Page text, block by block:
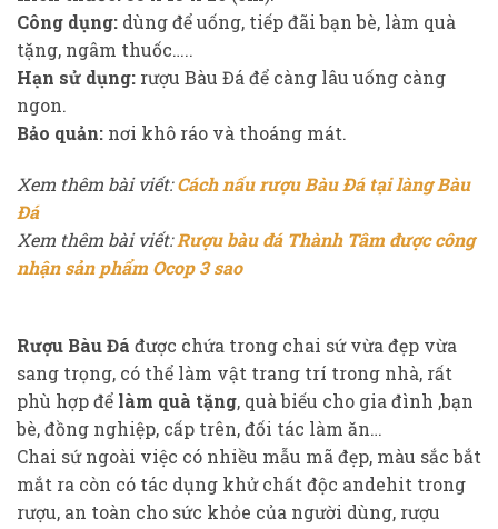
Công dụng: dùng để uống, tiếp đãi bạn bè, làm quà
tặng, ngâm thuốc…..
Hạn sử dụng: rượu Bàu Đá để càng lâu uống càng
ngon.
Bảo quản: nơi khô ráo và thoáng mát.
Xem thêm bài viết:Cách nấu rượu Bàu Đá tại làng Bàu
Đá
Xem thêm bài viết:Rượu bàu đá Thành Tâm được công
nhận sản phẩm Ocop 3 sao
Rượu Bàu Đá được chứa trong chai sứ vừa đẹp vừa
sang trọng, có thể làm vật trang trí trong nhà, rất
phù hợp để làm quà tặng, quà biếu cho gia đình ,bạn
bè, đồng nghiệp, cấp trên, đối tác làm ăn…
Chai sứ ngoài việc có nhiều mẫu mã đẹp, màu sắc bắt
mắt ra còn có tác dụng khử chất độc andehit trong
rượu, an toàn cho sức khỏe của người dùng, rượu